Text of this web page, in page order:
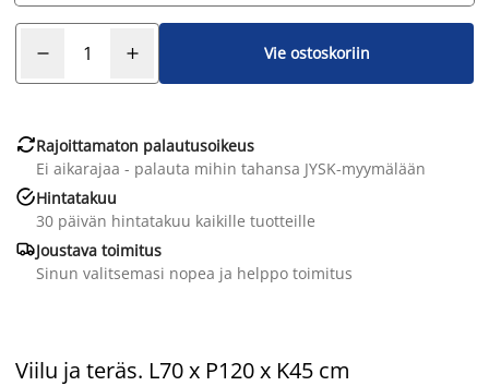
Vie ostoskoriin
Rajoittamaton palautusoikeus
Ei aikarajaa - palauta mihin tahansa JYSK-myymälään
Hintatakuu
30 päivän hintatakuu kaikille tuotteille
Joustava toimitus
Sinun valitsemasi nopea ja helppo toimitus
Viilu ja teräs. L70 x P120 x K45 cm